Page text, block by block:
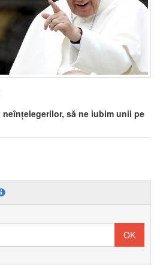
să ne iubim unii pe